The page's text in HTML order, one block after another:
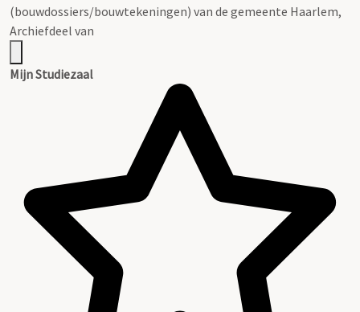
(bouwdossiers/bouwtekeningen) van de gemeente Haarlem,
Archiefdeel van
Mijn Studiezaal